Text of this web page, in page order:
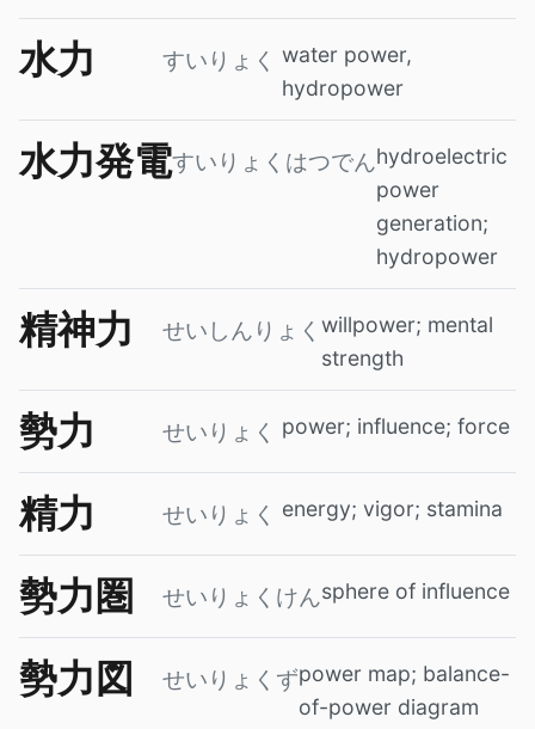
水力 すいりょく water power,
hydropower
水力発電すいりょくはつでんhydroelectric
power
generation;
hydropower
精神力 せいしんりょく willpower; mental
strength
勢力 せいりょく power; influence; force
精力 せいりょく energy; vigor; stamina
勢力圏 せいりょくけんsphere of influence
勢力図 せいりょくずpower map; balance-
of-power diagram